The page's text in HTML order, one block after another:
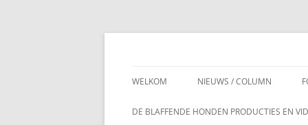
WELKOM NIEUWS / COLUMN
DE BLAFFENDE HONDEN PRODUCTIES EN